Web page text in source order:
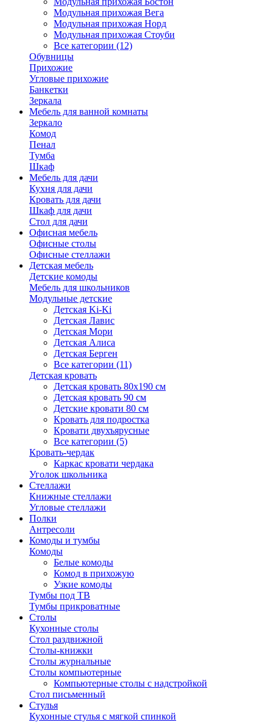
Модульная прихожая Вега
Модульная прихожая Норд
Модульная прихожая Стоуби
Все категории (12)
Обувницы
Прихожие
Угловые прихожие
Банкетки
Зеркала
Мебель для ванной комнаты
Зеркало
Комод
Пенал
Тумба
Шкаф
Мебель для дачи
Кухня для дачи
Кровать для дачи
Шкаф для дачи
Стол для дачи
Офисная мебель
Офисные столы
Офисные стеллажи
Детская мебель
Детские комоды
Мебель для школьников
Модульные детские
Детская Ki-Ki
Детская Лавис
Детская Мори
Детская Алиса
Детская Берген
Все категории (11)
Детская кровать
Детская кровать 80х190 см
Детская кровать 90 см
Детские кровати 80 см
Кровать для подростка
Кровати двухъярусные
Все категории (5)
Кровать-чердак
Каркас кровати чердака
Уголок школьника
Стеллажи
Книжные стеллажи
Угловые стеллажи
Полки
Антресоли
Комоды и тумбы
Комоды
Белые комоды
Комод в прихожую
Узкие комоды
Тумбы под ТВ
Тумбы прикроватные
Столы
Кухонные столы
Стол раздвижной
Столы-книжки
Столы журнальные
Столы компьютерные
Компьютерные столы с надстройкой
Стол письменный
Стулья
Кухонные стулья с мягкой спинкой